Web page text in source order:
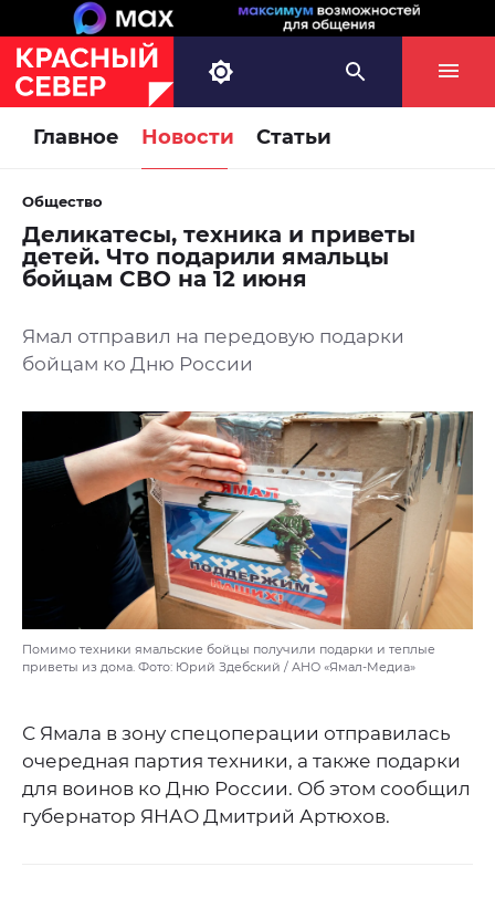
Главное Новости Статьи
Общество
Деликатесы, техника и приветы
детей. Что подарили ямальцы
бойцам СВО на 12 июня
Ямал отправил на передовую подарки
бойцам ко Дню России
Помимо техники ямальские бойцы получили подарки и теплые
приветы из дома. Фото: Юрий Здебский / АНО «Ямал-Медиа»
С Ямала в зону спецоперации отправилась
очередная партия техники, а также подарки
для воинов ко Дню России. Об этом сообщил
губернатор ЯНАО Дмитрий Артюхов.